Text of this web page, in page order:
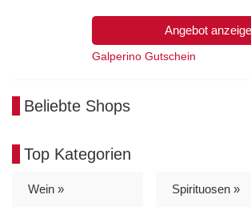
Angebot
Galperino Gutschein
Beliebte Shops
Top Kategorien
Wein » Spirituosen »